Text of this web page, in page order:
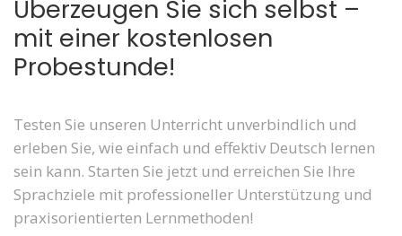
Überzeugen Sie sich selbst –
mit einer kostenlosen
Probestunde!
Testen Sie unseren Unterricht unverbindlich und
erleben Sie, wie einfach und effektiv Deutsch lernen
sein kann. Starten Sie jetzt und erreichen Sie Ihre
Sprachziele mit professioneller Unterstützung und
praxisorientierten Lernmethoden!